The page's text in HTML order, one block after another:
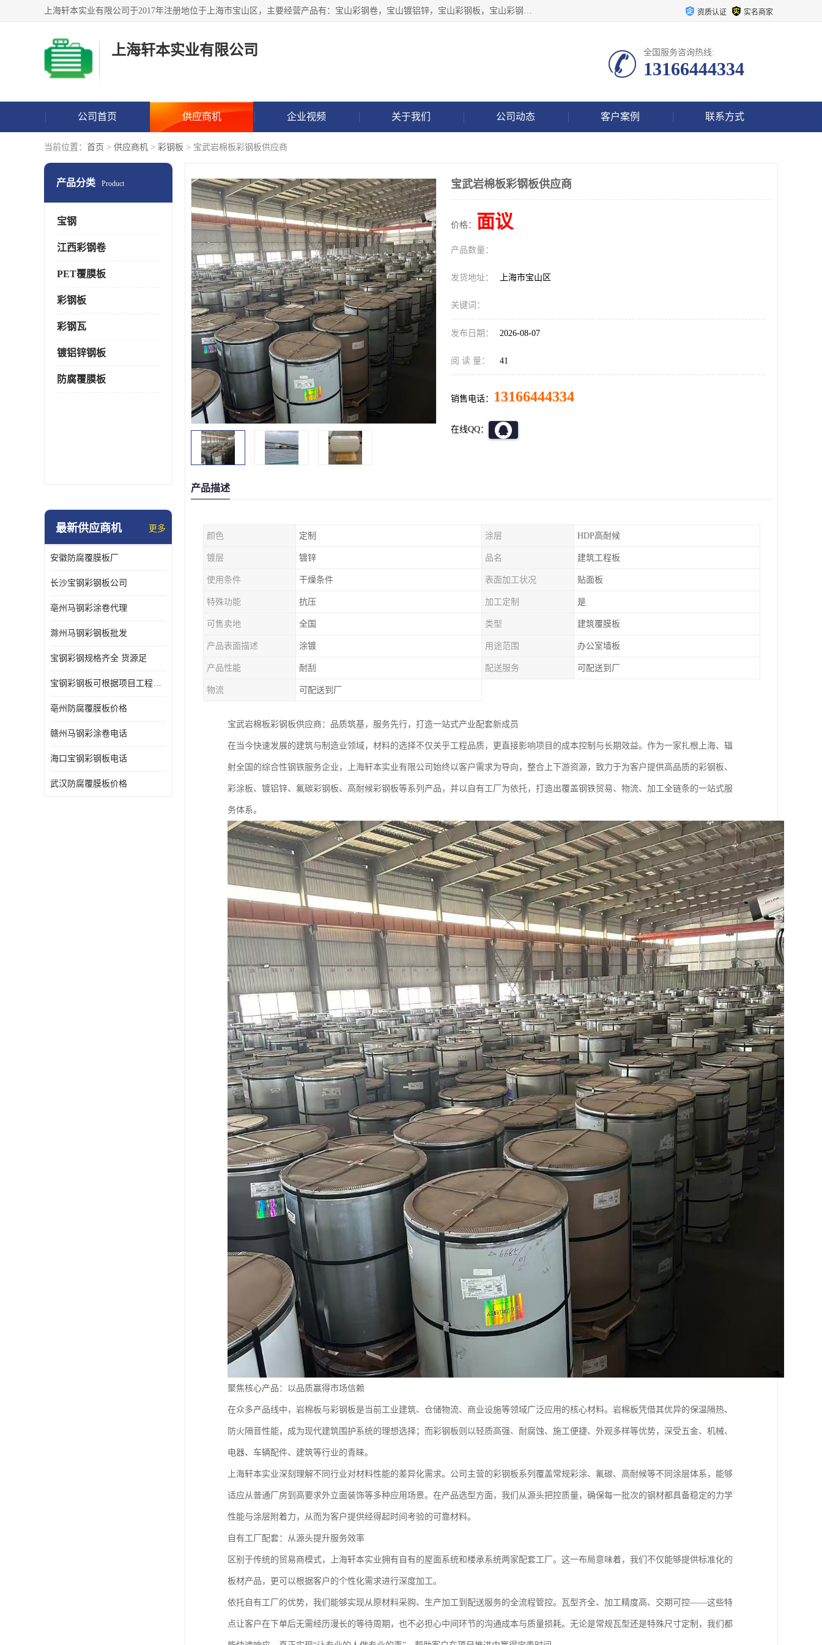
上海轩本实业有限公司于2017年注册地位于上海市宝山区，主要经营产品有：宝山彩钢卷，宝山镀铝锌，宝山彩钢板，宝山彩钢瓦等产品的生产和销售。 资质认证 实名商家
上海轩本实业有限公司 全国服务咨询热线:
13166444334
公司首页 供应商机 企业视频 关于我们 公司动态 客户案例 联系方式
当前位置： 首页 > 供应商机 > 彩钢板 > 宝武岩棉板彩钢板供应商
产品分类 Product
宝钢
江西彩钢卷
PET覆膜板
彩钢板
彩钢瓦
镀铝锌钢板
防腐覆膜板
最新供应商机 更多
安徽防腐覆膜板厂
长沙宝钢彩钢板公司
亳州马钢彩涂卷代理
滁州马钢彩钢板批发
宝钢彩钢规格齐全 货源足
宝钢彩钢板可根据项目工程定制
亳州防腐覆膜板价格
赣州马钢彩涂卷电话
海口宝钢彩钢板电话
武汉防腐覆膜板价格
宝武岩棉板彩钢板供应商
价格： 面议
产品数量：
发货地址： 上海市宝山区
关键词：
发布日期： 2026-08-07
阅 读 量： 41
销售电话： 13166444334
在线QQ：
产品描述
颜色 定制 涂层 HDP高耐候
镀层 镀锌 品名 建筑工程板
使用条件 干燥条件 表面加工状况 贴面板
特殊功能 抗压 加工定制 是
可售卖地 全国 类型 建筑覆膜板
产品表面描述 涂镀 用途范围 办公室墙板
产品性能 耐刮 配送服务 可配送到厂
物流 可配送到厂
宝武岩棉板彩钢板供应商：品质筑基，服务先行，打造一站式产业配套新成员
在当今快速发展的建筑与制造业领域，材料的选择不仅关乎工程品质，更直接影响项目的成本控制与长期效益。作为一家扎根上海、辐
射全国的综合性钢铁服务企业，上海轩本实业有限公司始终以客户需求为导向，整合上下游资源，致力于为客户提供高品质的彩钢板、
彩涂板、镀铝锌、氟碳彩钢板、高耐候彩钢板等系列产品，并以自有工厂为依托，打造出覆盖钢铁贸易、物流、加工全链条的一站式服
务体系。
聚焦核心产品：以品质赢得市场信赖
在众多产品线中，岩棉板与彩钢板是当前工业建筑、仓储物流、商业设施等领域广泛应用的核心材料。岩棉板凭借其优异的保温隔热、
防火隔音性能，成为现代建筑围护系统的理想选择；而彩钢板则以轻质高强、耐腐蚀、施工便捷、外观多样等优势，深受五金、机械、
电器、车辆配件、建筑等行业的青睐。
上海轩本实业深刻理解不同行业对材料性能的差异化需求。公司主营的彩钢板系列覆盖常规彩涂、氟碳、高耐候等不同涂层体系，能够
适应从普通厂房到高要求外立面装饰等多种应用场景。在产品选型方面，我们从源头把控质量，确保每一批次的钢材都具备稳定的力学
性能与涂层附着力，从而为客户提供经得起时间考验的可靠材料。
自有工厂配套：从源头提升服务效率
区别于传统的贸易商模式，上海轩本实业拥有自有的屋面系统和楼承系统两家配套工厂。这一布局意味着，我们不仅能够提供标准化的
板材产品，更可以根据客户的个性化需求进行深度加工。
依托自有工厂的优势，我们能够实现从原材料采购、生产加工到配送服务的全流程管控。瓦型齐全、加工精度高、交期可控——这些特
点让客户在下单后无需经历漫长的等待周期，也不必担心中间环节的沟通成本与质量损耗。无论是常规瓦型还是特殊尺寸定制，我们都